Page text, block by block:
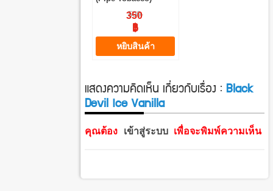
500
฿
350
฿
หยิบสินค้า
แสดงความคิดเห็น เกี่ยวกับเรื่อง : Black
Devil Ice Vanilla
คุณต้อง เข้าสู่ระบบ เพื่อจะพิมพ์ความเห็น